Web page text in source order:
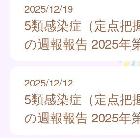
2025/12/19
5類感染症（定点把
の週報報告 2025年
2025/12/12
5類感染症（定点把
の週報報告 2025年